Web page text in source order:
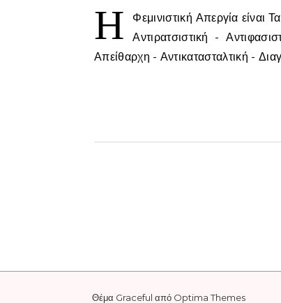
Η
Φεμινιστική Απεργία είναι
Αντιρατσιστική -
Απείθαρχη - Αντικατασταλτική -
Θέμα Graceful από Optima Themes